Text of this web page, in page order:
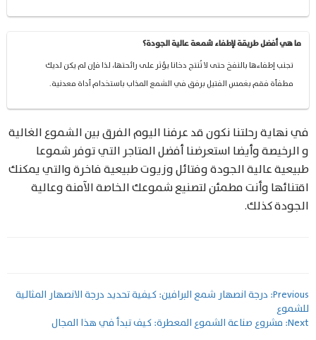
ما هي أفضل طريقة لإطفاء شمعة عالية الجودة؟
تجنب إطفاءها بالنفخ حتى لا تُنتج دخانا يؤثر على رائحتها، لذا فإن لم يكن لديك
مطفأة فقم بغمس الفتيل برفق في الشمع المذاب باستخدام أداة معدنية.
في نهاية رحلتنا نكون قد عرفنا اليوم الفرق بين الشموع الغالية
و الرخيصة وأيضا استعرضنا أفضل المتاجر التي توفر شموعا
طبيعية عالية الجودة وفتائل وزيوت طبيعية فاخرة والتي يمكنك
اقتنائها وأنت مطمئن لتصنيع شموعك الخاصة الآمنة وعالية
الجودة كذلك.
تصفّح
المقالات
Previous: درجة انصهار شمع البرافين: كيفية تحديد درجة الانصهار المثالية
للشموع
Next: مشروع صناعة الشموع المعطرة: كيف تبدأ في هذا المجال